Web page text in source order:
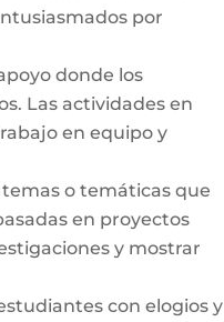
por
donde los
Las actividades en
en equipo y
o temáticas que
en proyectos
y mostrar
con elogios y